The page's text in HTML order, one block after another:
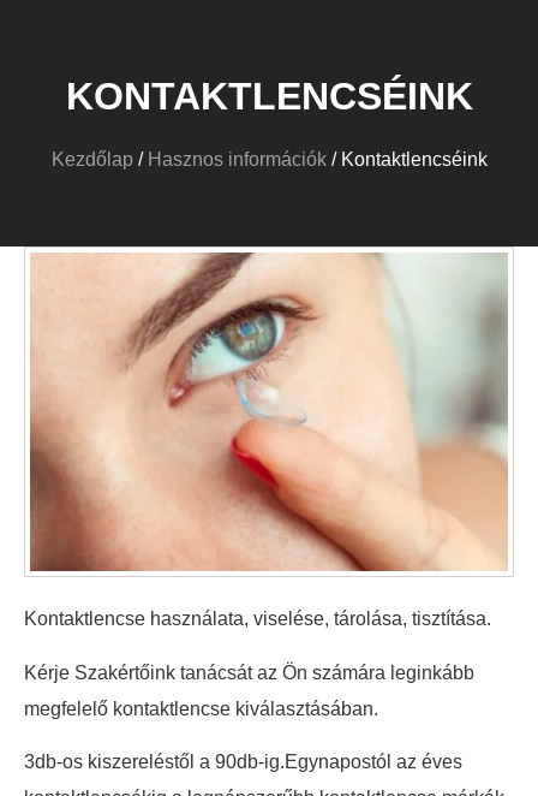
KONTAKTLENCSÉINK
Kezdőlap/ Hasznos információk/ Kontaktlencséink
Kontaktlencse használata, viselése, tárolása, tisztítása.
Kérje Szakértőink tanácsát az Ön számára leginkább
megfelelő kontaktlencse kiválasztásában.
3db-os kiszereléstől a 90db-ig.Egynapostól az éves